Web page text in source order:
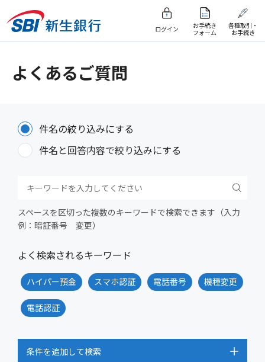
ログイン
お手続き
フォーム
各種取引・
お手続き
よくあるご質問
件名の絞り込みにする
件名と回答内容で絞り込みにする
スペースを区切った複数のキーワードで検索できます（入力
例：暗証番号 変更）
よく検索されるキーワード
ハイパー預金 スマホ認証 電話番号 機種変更
電話認証
条件を追加して検索